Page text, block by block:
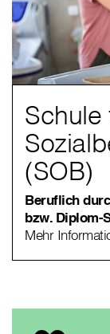
Schule
(SOB)
Beruflich
bzw. Diplom-
Mehr